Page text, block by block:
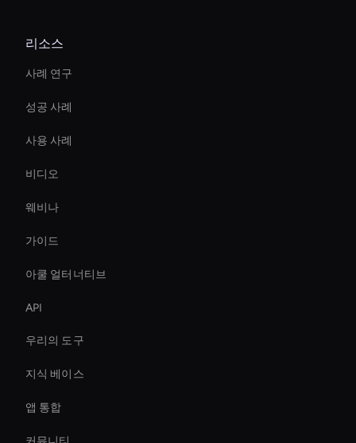
리소스
사례 연구
성공 사례
사용 사례
비디오
웨비나
가이드
아쿨 얼터너티브
API
우리의 도구
지식 베이스
앱 통합